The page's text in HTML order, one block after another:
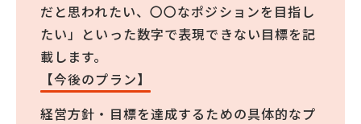
だと思われたい、〇〇なポジションを目指し
たい」といった数字で表現できない目標を記
載します。
【今後のプラン】
経営方針・目標を達成するための具体的なプ